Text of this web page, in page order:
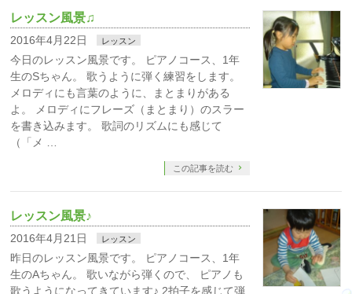
レッスン風景♫
2016年4月22日 レッスン
今日のレッスン風景です。 ピアノコース、1年
生のSちゃん。 歌うように弾く練習をします。
メロディにも言葉のように、まとまりがある
よ。 メロディにフレーズ（まとまり）のスラー
を書き込みます。 歌詞のリズムにも感じて
（「メ …
この記事を読む
レッスン風景♪
2016年4月21日 レッスン
昨日のレッスン風景です。 ピアノコース、1年
生のAちゃん。 歌いながら弾くので、 ピアノも
歌うようになってきています♪ 2拍子を感じて弾